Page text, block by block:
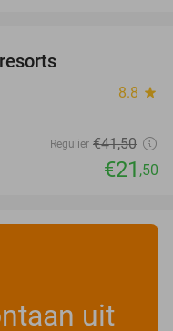
8.8 star
Regulier €41,50
€21 ,50
uit